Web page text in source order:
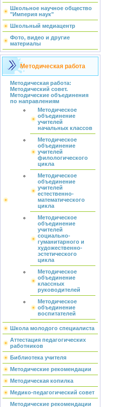
Школьное научное общество
"Империя наук"
Школьный медиацентр
Фото, видео и другие
материалы
Методическая работа
Методическая работа:
Методический совет.
Методические объединения
по направлениям
Методическое
объединение
учителей
начальных классов
Методическое
объединение
учителей
филологического
цикла
Методическое
объединение
учителей
естественно-
математического
цикла
Методическое
объединение
учителей
социально-
гуманитарного и
художественно-
эстетического
цикла
Методическое
объединение
классных
руководителей
Методическое
объединение
воспитателей
Школа молодого специалиста
Аттестация педагогических
работников
Библиотека учителя
Методические рекомендации
Методическая копилка
Медико-педагогический совет
Методические рекомендации